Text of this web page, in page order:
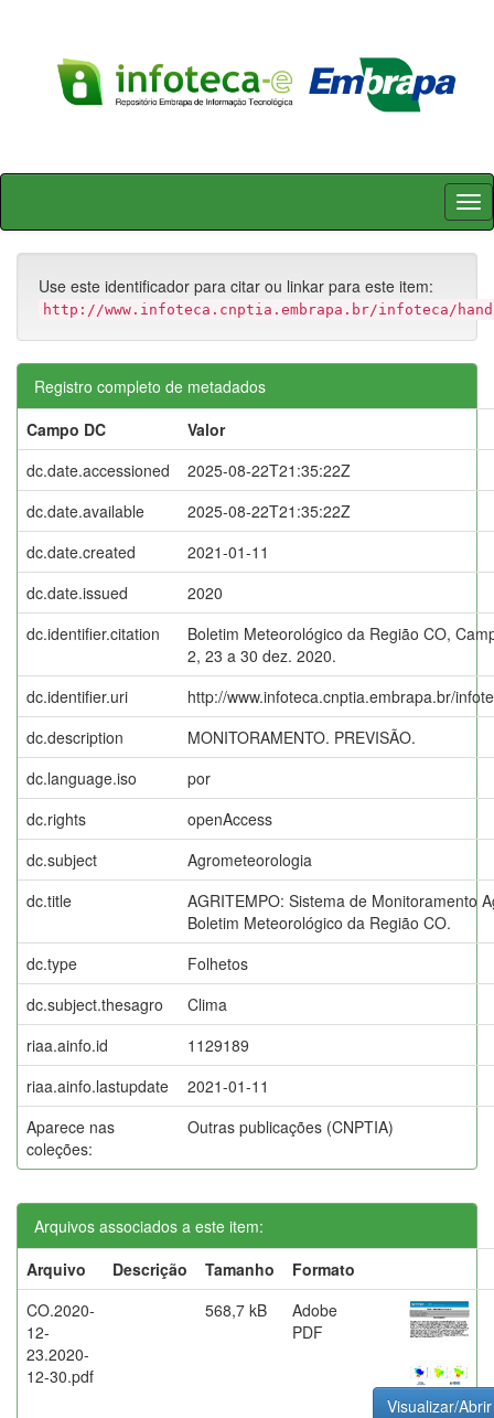
Skip
Use este identificador para citar ou linkar para este item:
http://www.infoteca.cnptia.embrapa.br/infoteca/
Registro completo de metadados
Campo DC
Valor
dc.date.accessioned
2025-08-22T21:35:22Z
dc.date.available
2025-08-22T21:35:22Z
dc.date.created
2021-01-11
dc.date.issued
2020
dc.identifier.citation
Boletim Meteorológico da Região CO,
2, 23 a 30 dez. 2020.
dc.identifier.uri
http://www.infoteca.cnptia.embrapa.br/
dc.description
MONITORAMENTO. PREVISÃO.
dc.language.iso
por
dc.rights
openAccess
dc.subject
Agrometeorologia
dc.title
AGRITEMPO: Sistema de Monitoramento
Boletim Meteorológico da Região CO.
dc.type
Folhetos
dc.subject.thesagro
Clima
riaa.ainfo.id
1129189
riaa.ainfo.lastupdate
2021-01-11
Aparece nas
coleções:
Outras publicações (CNPTIA)
Arquivos associados a este item:
Arquivo
Descrição Tamanho
Formato
CO.2020-
12-
23.2020-
12-30.pdf
568,7 kB
Adobe
PDF
Visualizar/Abrir